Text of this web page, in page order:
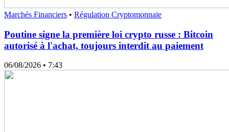
Marchés Financiers • Régulation Cryptomonnaie
Poutine signe la première loi crypto russe : Bitcoin
autorisé à l'achat, toujours interdit au paiement
06/08/2026 • 7:43